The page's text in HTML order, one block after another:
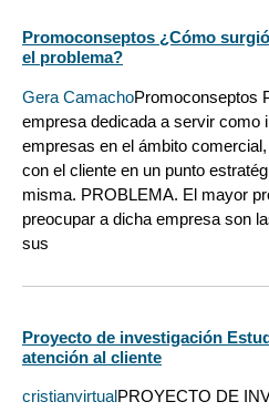
Promoconseptos ¿Cómo
el problema?
Gera CamachoPromoconseptos
empresa dedicada a servir como
empresas en el ámbito
con el cliente en un punto
misma. PROBLEMA. El mayor
preocupar a dicha empresa son
sus
Proyecto de investigación
atención al cliente
cristianvirtualPROYECTO DE